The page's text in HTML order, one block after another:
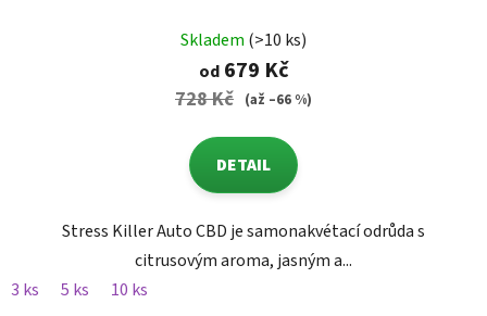
Skladem (>10 ks)
od679 Kč
728 Kč (až –66 %)
DETAIL
Stress Killer Auto CBD je samonakvétací odrůda s
citrusovým aroma, jasným a...
3 ks
5 ks 10 ks